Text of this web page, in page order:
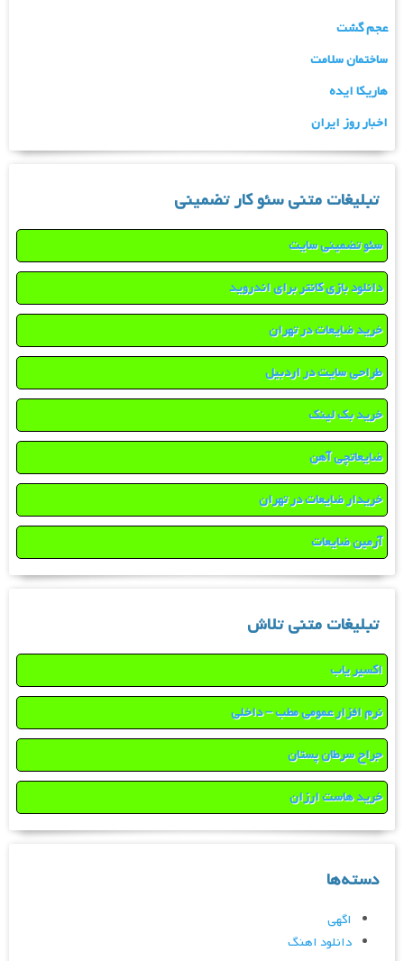
عجم گشت
ساختمان سلامت
هاریکا ایده
اخبار روز ایران
تبلیغات متنی سئو کار تضمینی
سئو تضمینی سایت
دانلود بازی کانتر برای اندروید
خرید ضایعات در تهران
طراحی سایت در اردبیل
خرید بک لینک
ضایعاتچی آهن
خریدار ضایعات در تهران
آرمین ضایعات
تبلیغات متنی تلاش
اکسیر یاب
نرم افزار عمومی مطب – داخلی
جراح سرطان پستان
خرید هاست ارزان
دسته‌ها
اگهی
دانلود اهنگ